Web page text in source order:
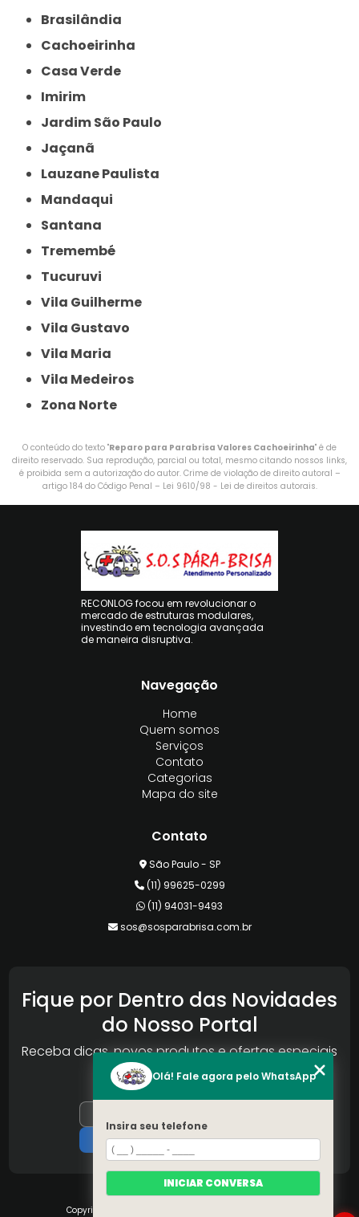
Brasilândia
Cachoeirinha
Casa Verde
Imirim
Jardim São Paulo
Jaçanã
Lauzane Paulista
Mandaqui
Santana
Tremembé
Tucuruvi
Vila Guilherme
Vila Gustavo
Vila Maria
Vila Medeiros
Zona Norte
O conteúdo do texto "Reparo para Parabrisa Valores Cachoeirinha" é de
direito reservado. Sua reprodução, parcial ou total, mesmo citando nossos links,
é proibida sem a autorização do autor. Crime de violação de direito autoral –
artigo 184 do Código Penal – Lei 9610/98 - Lei de direitos autorais.
RECONLOG focou em revolucionar o
mercado de estruturas modulares,
investindo em tecnologia avançada
de maneira disruptiva.
Navegação
Home
Quem somos
Serviços
Contato
Categorias
Mapa do site
Contato
São Paulo - SP
(11) 99625-0299
(11) 94031-9493
sos@sosparabrisa.com.br
Fique por Dentro das Novidades
do Nosso Portal
Receba dicas, novos produtos e ofertas especiais
da Reconlog
Copyright © S.O.S Pára-brisa. (Lei 9610 de 19/02/1998)
Olá! Fale agora pelo WhatsApp
Insira seu telefone
INICIAR CONVERSA